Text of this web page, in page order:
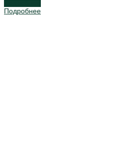
Подробнее